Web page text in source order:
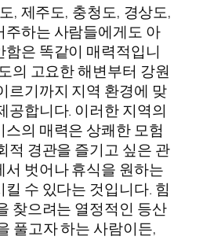
, 제주도, 충청도, 경상도,
주하는 사람들에게도 아
은 똑같이 매력적입니
의 고요한 해변부터 강원
르기까지 지역 환경에 맞
공합니다. 이러한 지역의
의 매력은 상쾌한 모험
적 경관을 즐기고 싶은 관
벗어나 휴식을 원하는
수 있다는 것입니다. 힘
찾으려는 열정적인 등산
풀고자 하는 사람이든,